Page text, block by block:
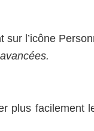
l’icône
plus facilement